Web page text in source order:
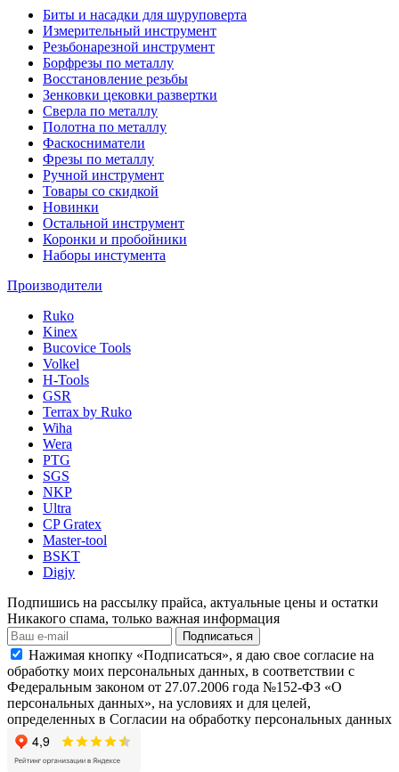
Биты и насадки для шуруповерта
Измерительный инструмент
Резьбонарезной инструмент
Борфрезы по металлу
Восстановление резьбы
Зенковки цековки развертки
Сверла по металлу
Полотна по металлу
Фаскосниматели
Фрезы по металлу
Ручной инструмент
Товары со скидкой
Новинки
Остальной инструмент
Коронки и пробойники
Наборы инстумента
Производители
Ruko
Kinex
Bucovice Tools
Volkel
H-Tools
GSR
Terrax by Ruko
Wiha
Wera
PTG
SGS
NKP
Ultra
CP Gratex
Master-tool
BSKT
Digjy
Подпишись на рассылку прайса, актуальные цены и остатки
Никакого спама, только важная информация
Подписаться
Нажимая кнопку «Подписаться», я даю свое согласие на
обработку моих персональных данных, в соответствии с
Федеральным законом от 27.07.2006 года №152-ФЗ «О
персональных данных», на условиях и для целей,
определенных в Согласии на обработку персональных данных